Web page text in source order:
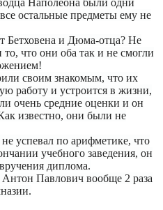
Наполеона были одни
остальные предметы ему не
Бетховена и Дюма-отца? Не
что они оба так и не смогли
своим знакомым, что их
работу и устроится в жизни,
очень средние оценки и он
известно, они были не
успевал по арифметике, что
учебного заведения, он
диплома.
Антон Павлович вообще 2 раза